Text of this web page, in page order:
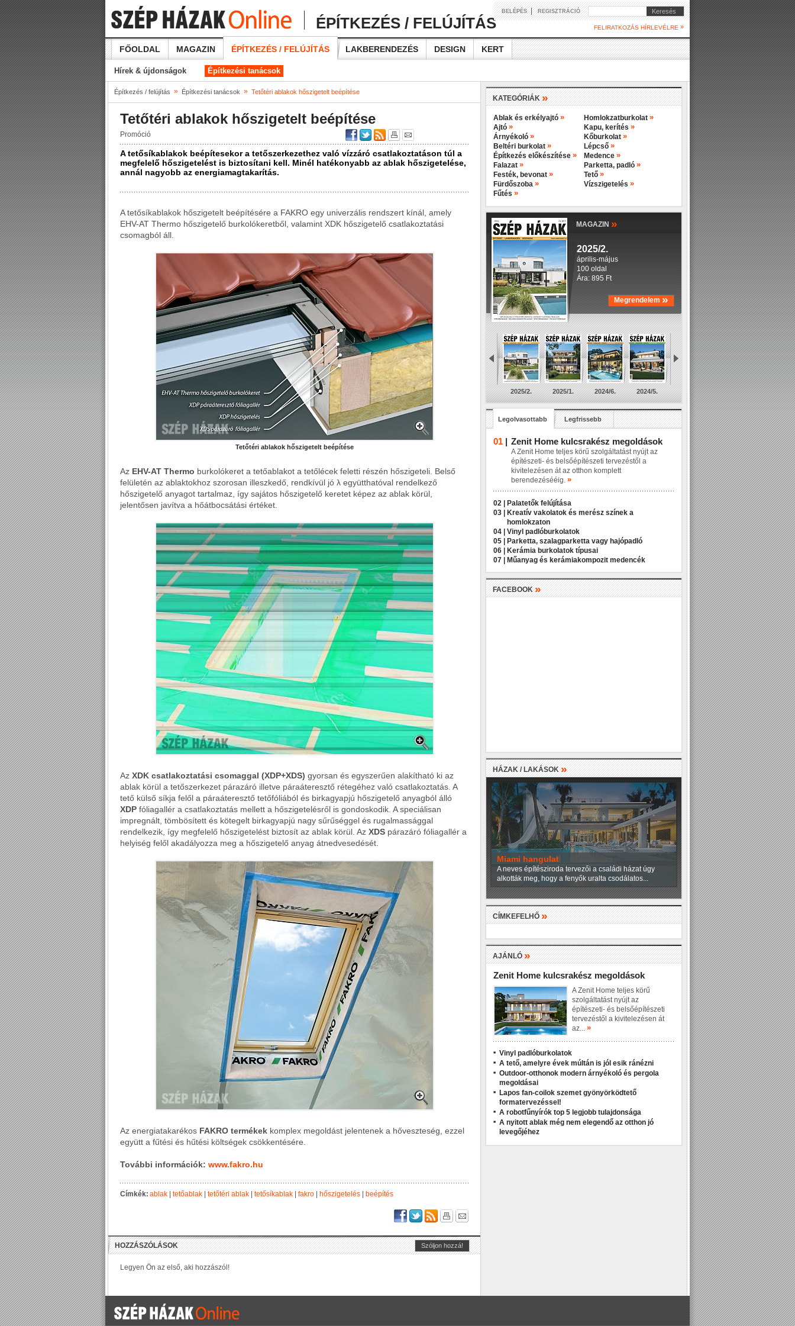
ÉPÍTKEZÉS / FELÚJÍTÁS
BELÉPÉS| REGISZTRÁCIÓ Keresés
FELIRATKOZÁS HÍRLEVÉLRE »
FŐOLDAL MAGAZIN ÉPÍTKEZÉS / FELÚJÍTÁS LAKBERENDEZÉS DESIGN KERT
Hírek & újdonságok Építkezési tanácsok
Építkezés / felújítás » Építkezési tanácsok » Tetőtéri ablakok hőszigetelt beépítése
Tetőtéri ablakok hőszigetelt beépítése
Promóció
A tetősíkablakok beépítesekor a tetőszerkezethez való vízzáró csatlakoztatáson túl a
megfelelő hőszigetelést is biztosítani kell. Minél hatékonyabb az ablak hőszigetelése,
annál nagyobb az energiamagtakarítás.
A tetősíkablakok hőszigetelt beépítésére a FAKRO egy univerzális rendszert kínál, amely
EHV-AT Thermo hőszigetelő burkolókeretből, valamint XDK hőszigetelő csatlakoztatási
csomagból áll.
Tetőtéri ablakok hőszigetelt beépítése
Az EHV-AT Thermo burkolókeret a tetőablakot a tetőlécek feletti részén hőszigeteli. Belső
felületén az ablaktokhoz szorosan illeszkedő, rendkívül jó λ együtthatóval rendelkező
hőszigetelő anyagot tartalmaz, így sajátos hőszigetelő keretet képez az ablak körül,
jelentősen javítva a hőátbocsátási értéket.
Az XDK csatlakoztatási csomaggal (XDP+XDS) gyorsan és egyszerűen alakítható ki az
ablak körül a tetőszerkezet párazáró illetve páraáteresztő rétegéhez való csatlakoztatás. A
tető külső síkja felől a páraáteresztő tetőfóliából és birkagyapjú hőszigetelő anyagból álló
XDP fóliagallér a csatlakoztatás mellett a hőszigetelésről is gondoskodik. A speciálisan
impregnált, tömbösített és kötegelt birkagyapjú nagy sűrűséggel és rugalmassággal
rendelkezik, így megfelelő hőszigetelést biztosít az ablak körül. Az XDS párazáró fóliagallér a
helyiség felől akadályozza meg a hőszigetelő anyag átnedvesedését.
Az energiatakarékos FAKRO termékek komplex megoldást jelentenek a hőveszteség, ezzel
együtt a fűtési és hűtési költségek csökkentésére.
További információk: www.fakro.hu
Címkék:ablak tetőablak tetőtéri ablak tetősíkablak fakro hőszigetelés beépítés
KATEGÓRIÁK»
Ablak és erkélyajtó »
Ajtó »
Árnyékoló »
Beltéri burkolat »
Építkezés előkészítése »
Falazat »
Festék, bevonat »
Fürdőszoba »
Fűtés »
Homlokzatburkolat »
Kapu, kerítés »
Kőburkolat »
Lépcső »
Medence »
Parketta, padló »
Tető »
Vízszigetelés »
MAGAZIN »
2025/2.
április-május
100 oldal
Ára: 895 Ft
Megrendelem »
2025/2. 2025/1. 2024/6. 2024/5.
Legolvasottabb Legfrissebb
01 | Zenit Home kulcsrakész megoldások
A Zenit Home teljes körű szolgáltatást nyújt az
építészeti- és belsőépítészeti tervezéstől a
kivitelezésen át az otthon komplett
berendezésééig. »
02 |
Palatetők felújítása
03 |
Kreatív vakolatok és merész színek a
homlokzaton
04 |
Vinyl padlóburkolatok
05 |
Parketta, szalagparketta vagy hajópadló
06 |
Kerámia burkolatok típusai
07 |
Műanyag és kerámiakompozit medencék
FACEBOOK»
HÁZAK / LAKÁSOK »
Miami hangulat
A neves építésziroda tervezői a családi házat úgy
alkották meg, hogy a fenyők uralta csodálatos...
CÍMKEFELHŐ»
AJÁNLÓ»
Zenit Home kulcsrakész megoldások
A Zenit Home teljes körű
szolgáltatást nyújt az
építészeti- és belsőépítészeti
tervezéstől a kivitelezésen át
az... »
Vinyl padlóburkolatok
A tető, amelyre évek múltán is jól esik ránézni
Outdoor-otthonok modern árnyékoló és pergola
megoldásai
Lapos fan-coilok szemet gyönyörködtető
formatervezéssel!
A robotfűnyírók top 5 legjobb tulajdonsága
A nyitott ablak még nem elegendő az otthon jó
levegőjéhez